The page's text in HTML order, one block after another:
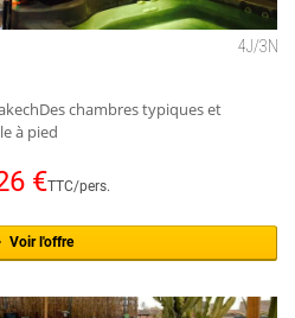
4J/3N
chambres typiques et
à pied
€TTC/pers.
Voir l'offre